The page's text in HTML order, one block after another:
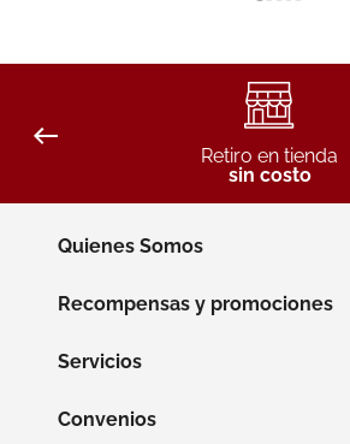
Retiro en tienda
sin costo
Quienes Somos
Recompensas y promociones
Servicios
Convenios